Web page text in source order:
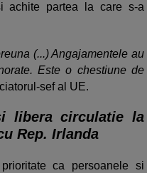
achite partea la care s-a
(...) Angajamentele au
Este o chestiune de
sef al UE.
libera circulatie la
Rep. Irlanda
ca persoanele si